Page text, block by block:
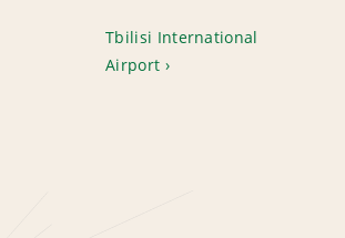
Tbilisi International
Airport